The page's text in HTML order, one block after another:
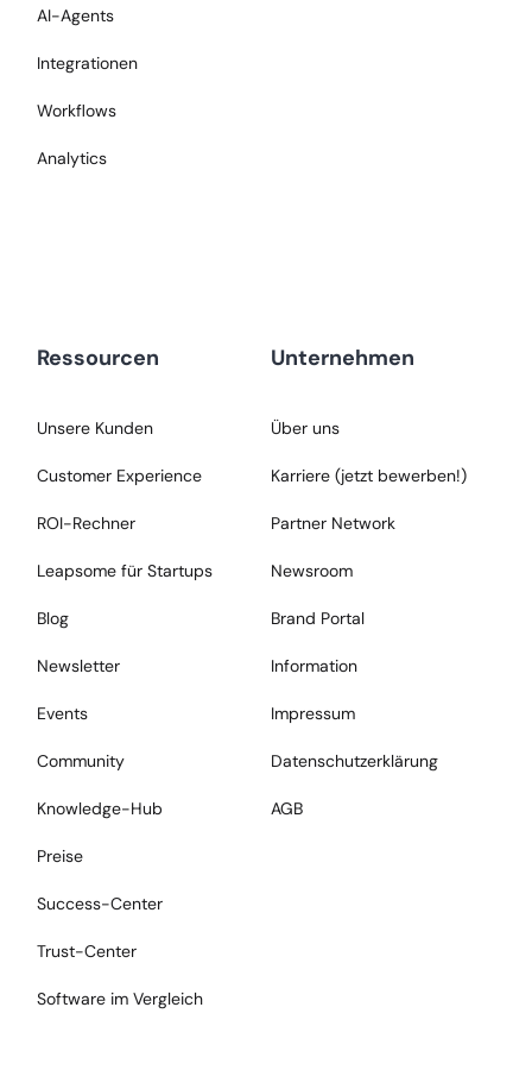
AI-Agents
Integrationen
Workflows
Analytics
Ressourcen
Unsere Kunden
Customer Experience
ROI-Rechner
Leapsome für Startups
Blog
Newsletter
Events
Community
Knowledge-Hub
Preise
Success-Center
Trust-Center
Software im Vergleich
Unternehmen
Über uns
Karriere (jetzt bewerben!)
Partner Network
Newsroom
Brand Portal
Information
Impressum
Datenschutzerklärung
AGB